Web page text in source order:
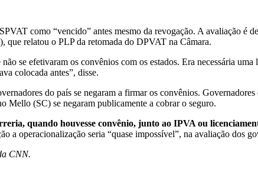
como “vencido” antes mesmo da revogação. A avaliação
que relatou o PLP da retomada do DPVAT na Câmara.
se efetivaram os convênios com os estados. Era necessária
colocada antes”, disse.
do país se negaram a firmar os convênios.
Mello (SC) se negaram publicamente a cobrar o seguro.
quando houvesse convênio, junto ao IPVA ou
a operacionalização seria “quase impossível”, na avaliação dos
CNN.